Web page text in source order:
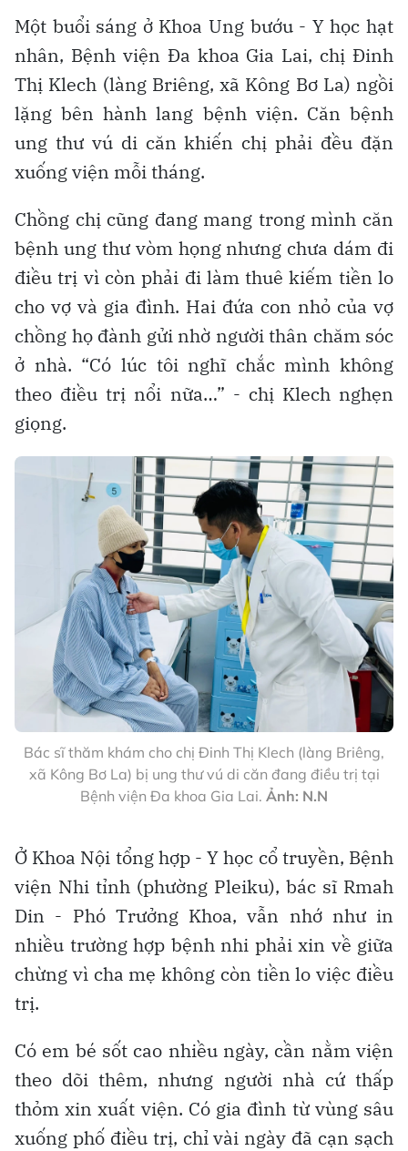
Một buổi sáng ở Khoa Ung bướu - Y học hạt
nhân, Bệnh viện Đa khoa Gia Lai, chị Đinh
Thị Klech (làng Briêng, xã Kông Bơ La) ngồi
lặng bên hành lang bệnh viện. Căn bệnh
ung thư vú di căn khiến chị phải đều đặn
xuống viện mỗi tháng.
Chồng chị cũng đang mang trong mình căn
bệnh ung thư vòm họng nhưng chưa dám đi
điều trị vì còn phải đi làm thuê kiếm tiền lo
cho vợ và gia đình. Hai đứa con nhỏ của vợ
chồng họ đành gửi nhờ người thân chăm sóc
ở nhà. “Có lúc tôi nghĩ chắc mình không
theo điều trị nổi nữa…” - chị Klech nghẹn
giọng.
Bác sĩ thăm khám cho chị Đinh Thị Klech (làng Briêng,
xã Kông Bơ La) bị ung thư vú di căn đang điều trị tại
Bệnh viện Đa khoa Gia Lai. Ảnh: N.N
Ở Khoa Nội tổng hợp - Y học cổ truyền, Bệnh
viện Nhi tỉnh (phường Pleiku), bác sĩ Rmah
Din - Phó Trưởng Khoa, vẫn nhớ như in
nhiều trường hợp bệnh nhi phải xin về giữa
chừng vì cha mẹ không còn tiền lo việc điều
trị.
Có em bé sốt cao nhiều ngày, cần nằm viện
theo dõi thêm, nhưng người nhà cứ thấp
thỏm xin xuất viện. Có gia đình từ vùng sâu
xuống phố điều trị, chỉ vài ngày đã cạn sạch